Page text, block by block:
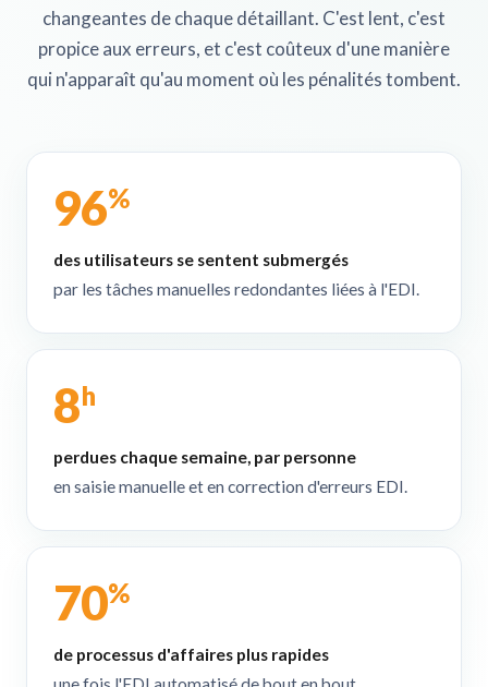
changeantes de chaque détaillant. C'est lent, c'est
propice aux erreurs, et c'est coûteux d'une manière
qui n'apparaît qu'au moment où les pénalités tombent.
96%
des utilisateurs se sentent submergés
par les tâches manuelles redondantes liées à l'EDI.
8h
perdues chaque semaine, par personne
en saisie manuelle et en correction d'erreurs EDI.
70%
de processus d'affaires plus rapides